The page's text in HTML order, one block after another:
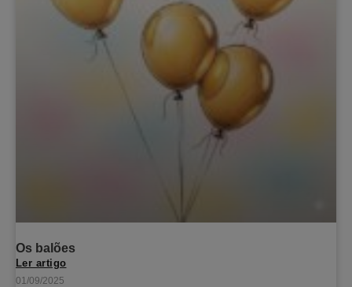
Os balões
Ler artigo
01/09/2025